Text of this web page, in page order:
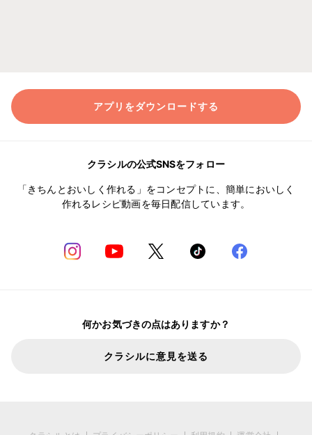
アプリをダウンロードする
クラシルの公式SNSをフォロー
「きちんとおいしく作れる」をコンセプトに、簡単においしく
作れるレシピ動画を毎日配信しています。
何かお気づきの点はありますか？
クラシルに意見を送る